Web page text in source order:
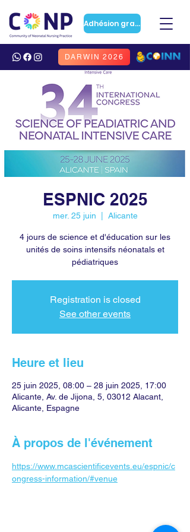
DARWIN 2026
Adhésion gratuite
ESPNIC 2025
mer. 25 juin Alicante
4 jours de science et d'éducation sur les
unités de soins intensifs néonatals et
pédiatriques
Registration is closed
See other events
Heure et lieu
25 juin 2025, 08:00 – 28 juin 2025, 17:00
Alicante, Av. de Jijona, 5, 03012 Alacant,
Alicante, Espagne
À propos de l'événement
https://www.mcascientificevents.eu/espnic/c
ongress-information/#venue